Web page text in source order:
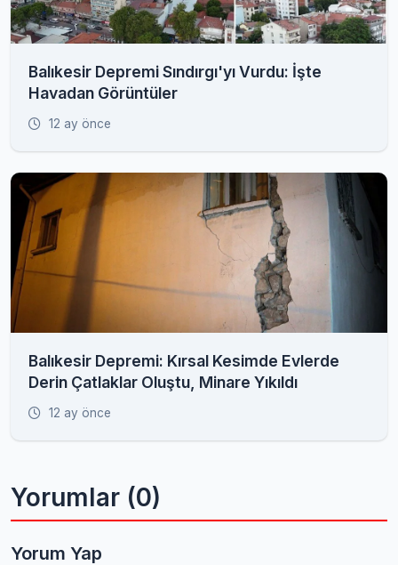
Balıkesir Depremi Sındırgı'yı Vurdu: İşte
Havadan Görüntüler
12 ay önce
Balıkesir Depremi: Kırsal Kesimde Evlerde
Derin Çatlaklar Oluştu, Minare Yıkıldı
12 ay önce
Yorumlar (0)
Yorum Yap